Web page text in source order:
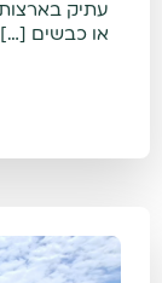
עתיק בארצות
או כבשים […]